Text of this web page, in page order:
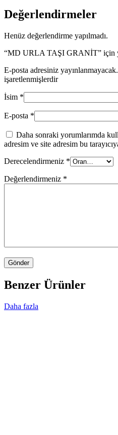
Değerlendirmeler
Henüz değerlendirme yapılmadı.
“MD URLA TAŞI GRANİT” için
E-posta adresiniz yayınlanmayacak.
işaretlenmişlerdir
İsim *
E-posta *
Daha sonraki yorumlarımda
adresim ve site adresim bu
Derecelendirmeniz *
Değerlendirmeniz *
Benzer Ürünler
Daha fazla